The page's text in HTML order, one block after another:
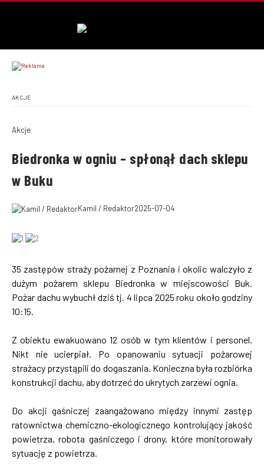
AKCJE
Akcje
Biedronka w ogniu – spłonął dach sklepu
w Buku
Kamil / Redaktor2025-07-04
35 zastępów straży pożarnej z Poznania i okolic walczyło z
dużym pożarem sklepu Biedronka w miejscowości Buk.
Pożar dachu wybuchł dziś tj. 4 lipca 2025 roku około godziny
10:15.
Z obiektu ewakuowano 12 osób w tym klientów i personel.
Nikt nie ucierpiał. Po opanowaniu sytuacji pożarowej
strażacy przystąpili do dogaszania. Konieczna była rozbiórka
konstrukcji dachu, aby dotrzeć do ukrytych zarzewi ognia.
Do akcji gaśniczej zaangażowano między innymi zastęp
ratownictwa chemiczno-ekologicznego kontrolujący jakość
powietrza, robota gaśniczego i drony, które monitorowały
sytuację z powietrza.